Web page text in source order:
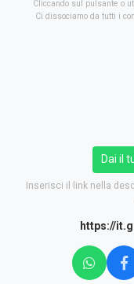
Cliccando sul pulsante o
Ci dissociamo da tutti i
Dai il
Inserisci il link nella
https://